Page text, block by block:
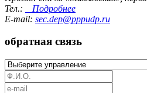
Тел.:
Подробнее
E-mail: sec.dep@pppudp.ru
обратная связь